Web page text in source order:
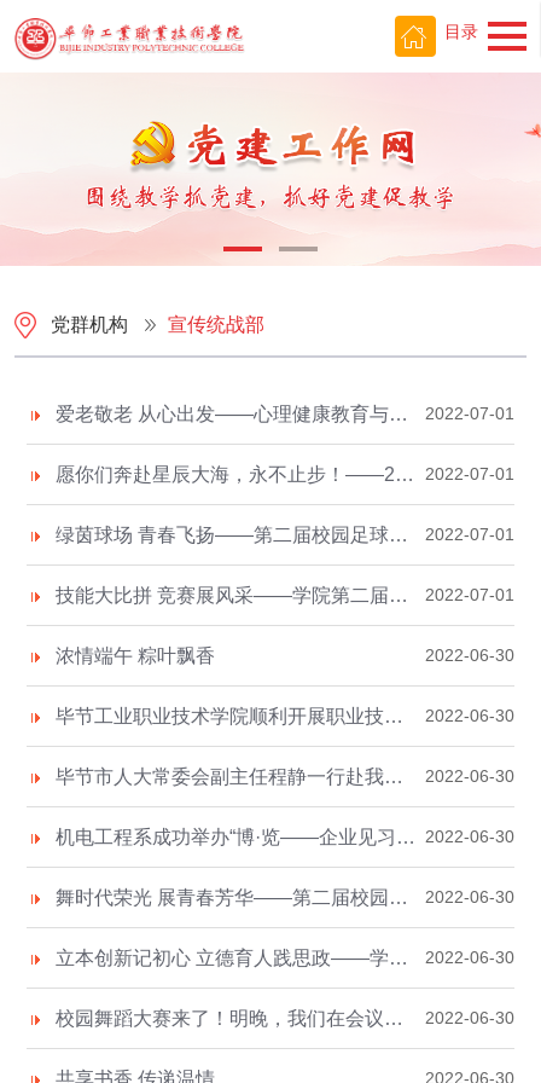
目录
党群机构 宣传统战部
爱老敬老 从心出发——心理健康教育与咨询中心赴长春堡敬老院开展团体心理辅导活动 2022-07-01
愿你们奔赴星辰大海，永不止步！——2022届毕业生寄语 2022-07-01
绿茵球场 青春飞扬——第二届校园足球联赛圆满落幕 2022-07-01
技能大比拼 竞赛展风采——学院第二届学生技能大赛圆满落幕 2022-07-01
浓情端午 粽叶飘香 2022-06-30
毕节工业职业技术学院顺利开展职业技能等级认定工作 2022-06-30
毕节市人大常委会副主任程静一行赴我院开展推进职业教育高质量发展专题调研 2022-06-30
机电工程系成功举办“博·览——企业见习”贵州晶阳实业集团参观活动 2022-06-30
舞时代荣光 展青春芳华——第二届校园舞蹈大赛总决赛圆满落幕！ 2022-06-30
立本创新记初心 立德育人践思政——学院首届辅导员（班主任）素质能力大赛圆满落幕 2022-06-30
校园舞蹈大赛来了！明晚，我们在会议中心等你 2022-06-30
共享书香 传递温情 2022-06-30